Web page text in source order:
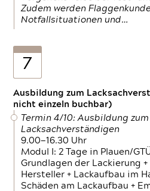
Zudem werden
Notfallsituationen und…
7
Ausbildung zum
nicht einzeln buchbar)
Termin 4/10: Ausbildung zum
Lacksachverständigen
9.00—16.30 Uhr
Modul I: 2 Tage in Plauen/
Grundlagen der Lackierung
Hersteller + Lackaufbau im
Schäden am Lackaufbau +